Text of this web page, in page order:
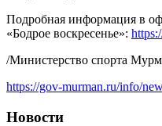
Подробная информация в
«Бодрое воскресенье»:
/Министерство спорта
https://gov-murman.ru/info/
Новости